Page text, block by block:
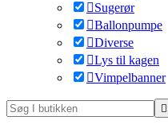
Sugerør
Ballonpumpe
Diverse
Lys til kagen
Vimpelbanner
